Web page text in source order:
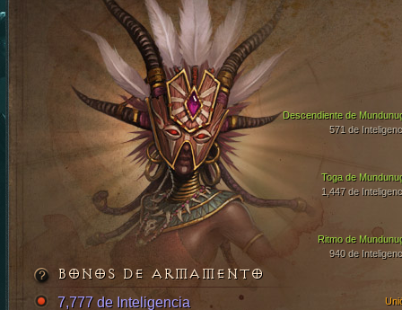
Toga de
1,447 de
Ritmo de
940 de
Descendiente de
571 de
BONOS DE ARMAMENTO
7,777 de Inteligencia